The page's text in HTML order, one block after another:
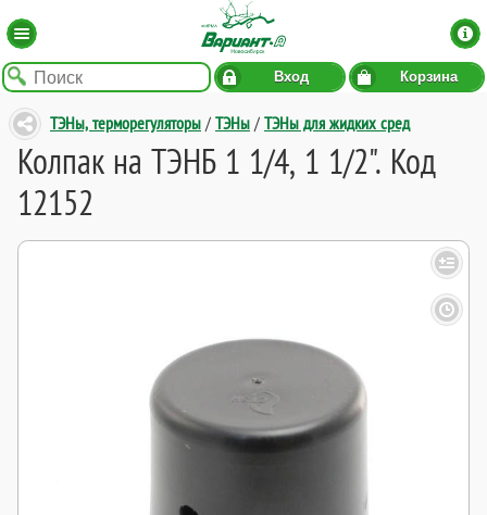
Вход Корзина
ТЭНы, терморегуляторы / ТЭНы / ТЭНы для жидких сред
Колпак на ТЭНБ 1 1/4, 1 1/2". Код
12152